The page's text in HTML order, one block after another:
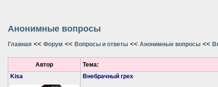
Анонимные вопросы
Главная << Форум << Вопросы и ответы << Анонимные вопросы <<
Автор
Тема:
Kisa
Внебрачный грех